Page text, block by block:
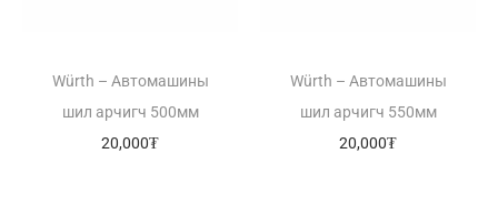
Würth – Автомашины
шил арчигч 500мм
20,000₮
Würth – Автомашины
шил арчигч 550мм
20,000₮